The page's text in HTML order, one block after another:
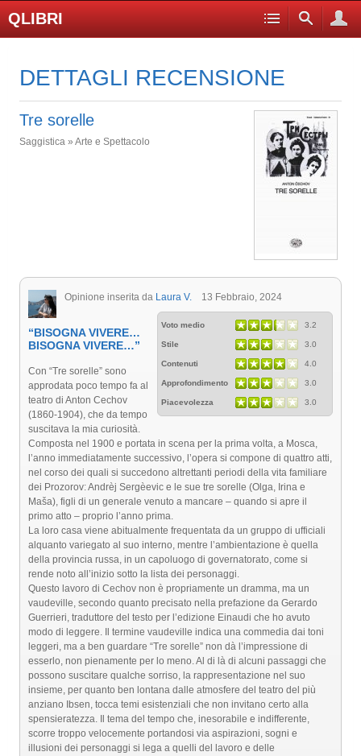
QLIBRI
DETTAGLI RECENSIONE
Tre sorelle
Saggistica » Arte e Spettacolo
Opinione inserita da Laura V. 13 Febbraio, 2024
Voto medio 3.2
Stile 3.0
Contenuti 4.0
Approfondimento 3.0
Piacevolezza 3.0
“BISOGNA VIVERE…
BISOGNA VIVERE…”
Con “Tre sorelle” sono
approdata poco tempo fa al
teatro di Anton Cechov
(1860-1904), che da tempo
suscitava la mia curiosità.
Composta nel 1900 e portata in scena per la prima volta, a Mosca,
l’anno immediatamente successivo, l’opera si compone di quattro atti,
nel corso dei quali si succedono altrettanti periodi della vita familiare
dei Prozorov: Andrèj Sergèevic e le sue tre sorelle (Olga, Irina e
Maša), figli di un generale venuto a mancare – quando si apre il
primo atto – proprio l’anno prima.
La loro casa viene abitualmente frequentata da un gruppo di ufficiali
alquanto variegato al suo interno, mentre l’ambientazione è quella
della provincia russa, in un capoluogo di governatorato, come si
rende noto all’inizio sotto la lista dei personaggi.
Questo lavoro di Cechov non è propriamente un dramma, ma un
vaudeville, secondo quanto precisato nella prefazione da Gerardo
Guerrieri, traduttore del testo per l’edizione Einaudi che ho avuto
modo di leggere. Il termine vaudeville indica una commedia dai toni
leggeri, ma a ben guardare “Tre sorelle” non dà l’impressione di
esserlo, non pienamente per lo meno. Al di là di alcuni passaggi che
possono suscitare qualche sorriso, la rappresentazione nel suo
insieme, per quanto ben lontana dalle atmosfere del teatro del più
anziano Ibsen, tocca temi esistenziali che non invitano certo alla
spensieratezza. Il tema del tempo che, inesorabile e indifferente,
scorre troppo velocemente portandosi via aspirazioni, sogni e
illusioni dei personaggi si lega a quelli del lavoro e delle